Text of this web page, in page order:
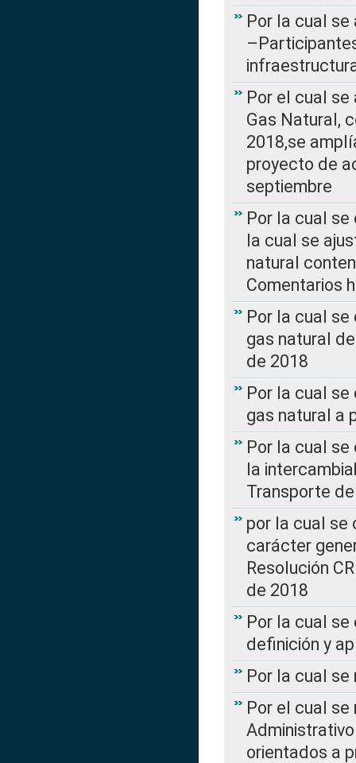
Por la cual se
Por el cual
Gas Natural,
2018,se
proyecto de
septiembre
Por la cual se
la cual se
natural
Comentarios
Por la cual
gas natural
de 2018
Por la cual
gas natural a
Por la cual
la
Transporte
por la cual se
carácter
Resolución
de 2018
Por la cual
definición y
Por la cual
Por el cual
orientados a